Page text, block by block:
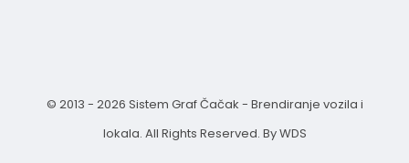
© 2013 - 2026 Sistem Graf Čačak - Brendiranje vozila i
lokala. All Rights Reserved. By WDS